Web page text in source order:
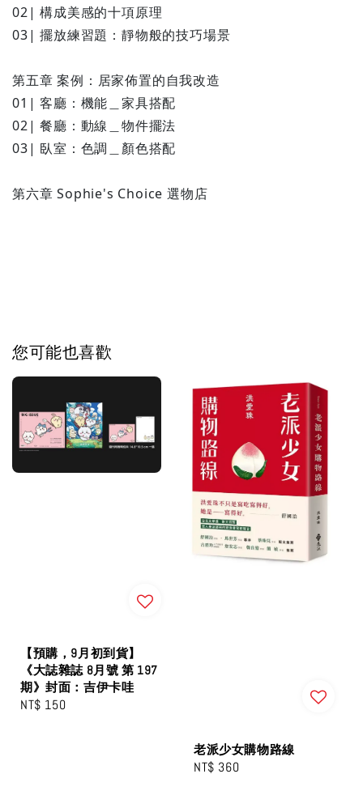
02| 構成美感的⼗項原理
03| 擺放練習題：靜物般的技巧場景
第五章 案例：居家佈置的自我改造
01| 客廳：機能＿家具搭配
02| 餐廳：動線＿物件擺法
03| 臥室：⾊調＿顏⾊搭配
第六章 Sophie's Choice 選物店
您可能也喜歡
【預購，9月初到貨】
《大誌雜誌 8月號 第 197
期》封面：吉伊卡哇
Regular
NT$ 150
老派少女購物路線
Regular
NT$ 360